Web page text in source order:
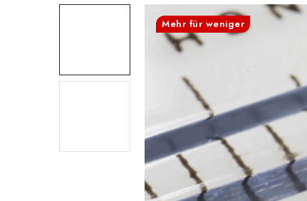
Mehr für weniger